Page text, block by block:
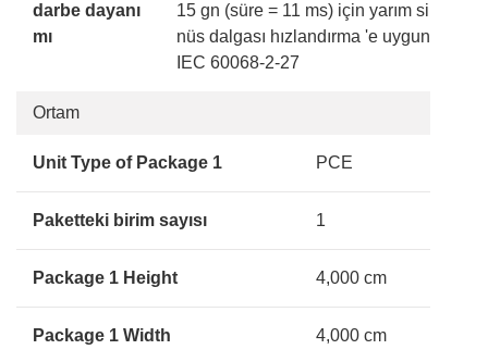
Ortam
darbe dayanı
mı
15 gn (süre = 11 ms) için yarım si
nüs dalgası hızlandırma 'e uygun
IEC 60068-2-27
Unit Type of Package 1 PCE
Paketteki birim sayısı 1
Package 1 Height 4,000 cm
Package 1 Width 4,000 cm